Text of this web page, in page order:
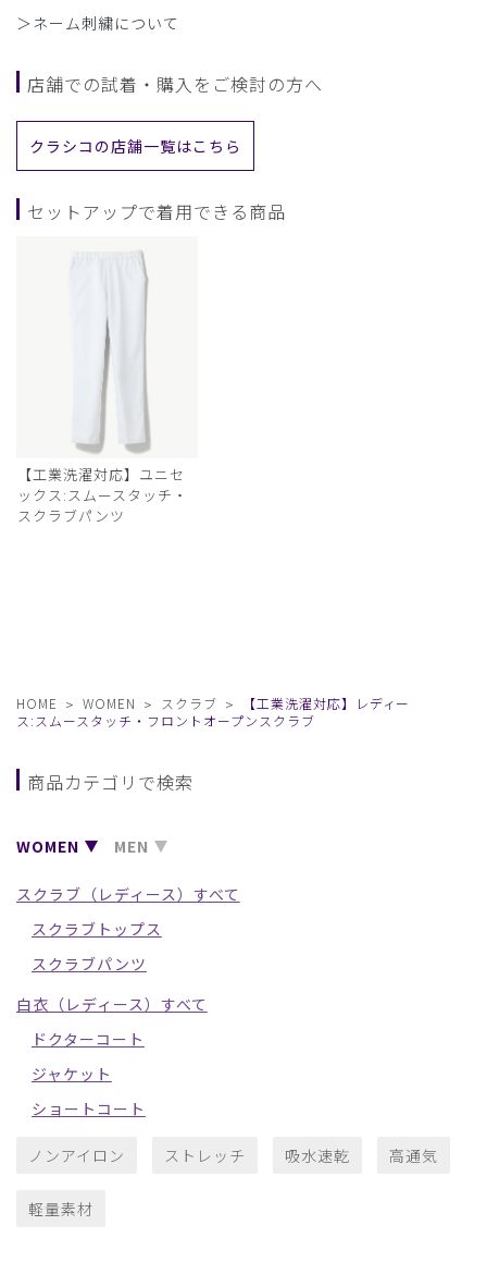
＞ネーム刺繍について
店舗での試着・購入をご検討の方へ
クラシコの店舗一覧はこちら
セットアップで着用できる商品
【工業洗濯対応】ユニセ
ックス:スムースタッチ・
スクラブパンツ
HOME WOMEN スクラブ
【工業洗濯対応】レディー
ス:スムースタッチ・フロントオープンスクラブ
商品カテゴリで検索
WOMEN MEN
スクラブ（レディース）すべて
スクラブトップス
スクラブパンツ
白衣（レディース）すべて
ドクターコート
ジャケット
ショートコート
ノンアイロン ストレッチ 吸水速乾 高通気
軽量素材